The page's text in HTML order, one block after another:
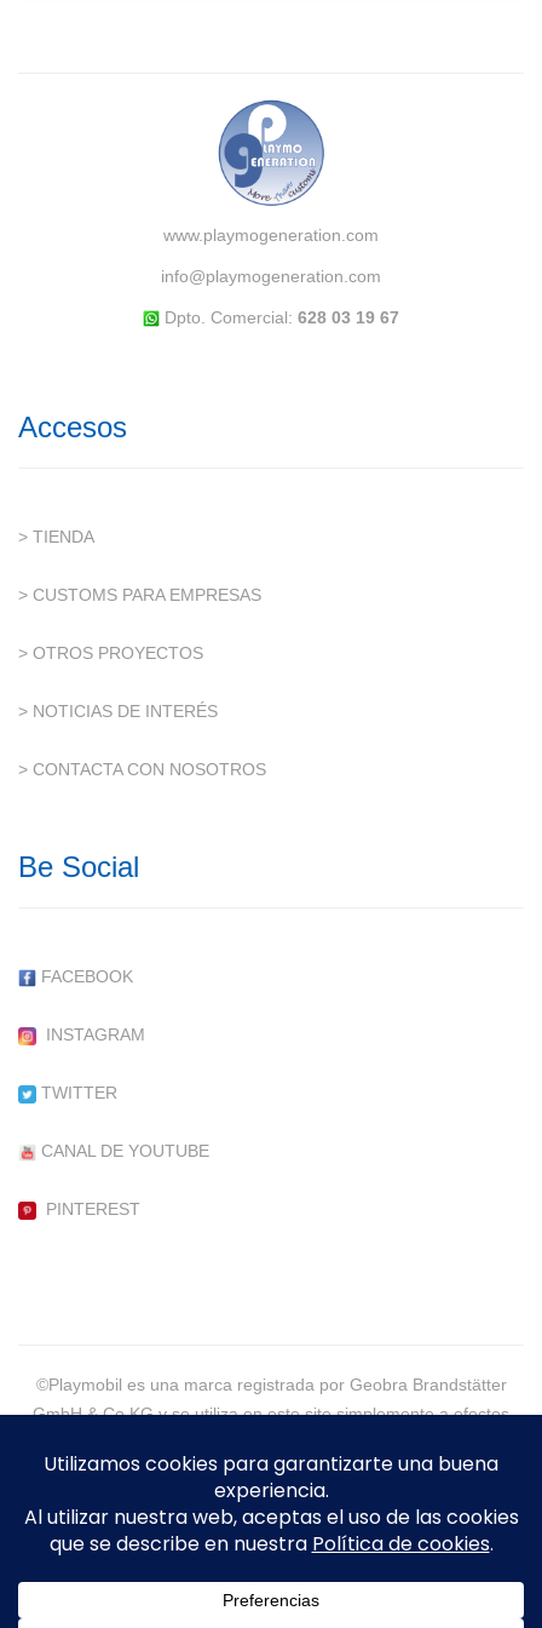
www.playmogeneration.com
info@playmogeneration.com
Dpto. Comercial: 628 03 19 67
Accesos
> TIENDA
> CUSTOMS PARA EMPRESAS
> OTROS PROYECTOS
> NOTICIAS DE INTERÉS
> CONTACTA CON NOSOTROS
Be Social
FACEBOOK
INSTAGRAM
TWITTER
CANAL DE YOUTUBE
PINTEREST
©Playmobil es una marca registrada por Geobra Brandstätter
GmbH & Co KG y se utiliza en este site simplemente a efectos
©2021 - PlaymoGeneration, More than Customs - Eva Alpera -
Todos los Derechos Reservados
Legal|Política de Cookies|Política de Privacidad